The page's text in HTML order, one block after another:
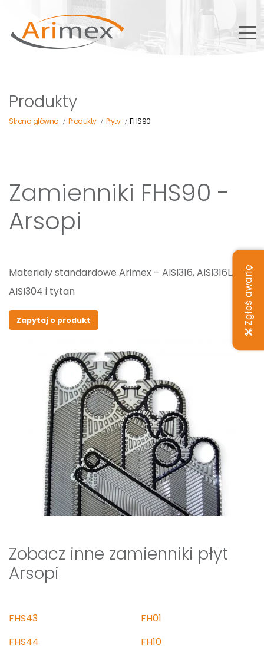
Produkty
Strona główna / Produkty / Płyty / FHS90
Zamienniki FHS90 -
Arsopi
Materialy standardowe Arimex – AISI316, AISI316L,
AISI304 i tytan
Zapytaj o produkt
Zobacz inne zamienniki płyt
Arsopi
FHS43
FH01
FHS44
FH10
Zgłoś awarię